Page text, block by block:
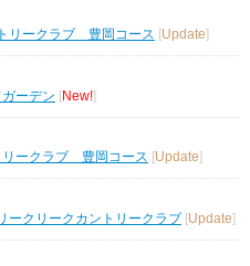
リークラブ 豊岡コース
Update
ガーデン [New!]
リークラブ 豊岡コース
Update
ークリークカントリークラブ [Update]